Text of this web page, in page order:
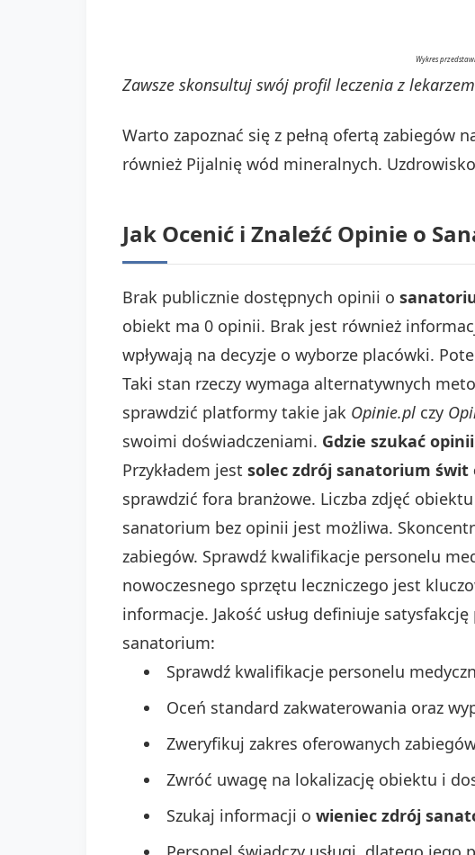
Wykres
Zawsze skonsultuj swój profil leczenia z
Warto zapoznać się z pełną ofertą zabiegów
również Pijalnię wód mineralnych.
Jak Ocenić i Znaleźć Opinie o
Brak publicznie dostępnych opinii o
obiekt ma 0 opinii. Brak jest również
wpływają na decyzje o wyborze placówki.
Taki stan rzeczy wymaga alternatywnych
sprawdzić platformy takie jak Opinie.pl czy
swoimi doświadczeniami. Gdzie szukać
Przykładem jest solec zdrój sanatorium świt
sprawdzić fora branżowe. Liczba zdjęć
sanatorium bez opinii jest możliwa.
zabiegów. Sprawdź kwalifikacje personelu
nowoczesnego sprzętu leczniczego jest
informacje. Jakość usług definiuje
sanatorium:
Sprawdź kwalifikacje personelu
Oceń standard zakwaterowania oraz
Zweryfikuj zakres oferowanych
Zwróć uwagę na lokalizację obiektu i
Szukaj informacji o wieniec zdrój